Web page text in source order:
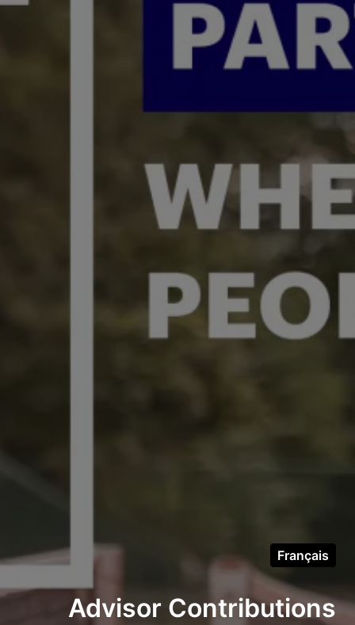
Français
Advisor Contributions